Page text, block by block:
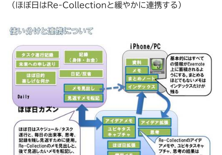
（ほぼ日はRe-Collectionと緩やかに連携する）